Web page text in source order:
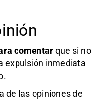
comentar que si no
expulsión inmediata
de las opiniones de